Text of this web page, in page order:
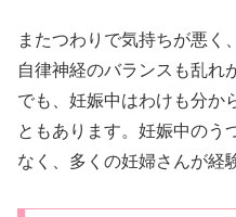
またつわりで気持ちが悪く
自律神経のバランスも乱れ
でも、妊娠中はわけも分か
ともあります。妊娠中のう
なく、多くの妊婦さんが経